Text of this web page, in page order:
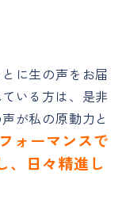
に生の声をお届
いる方は、是非
が私の原動力と
ォーマンスで
、日々精進し